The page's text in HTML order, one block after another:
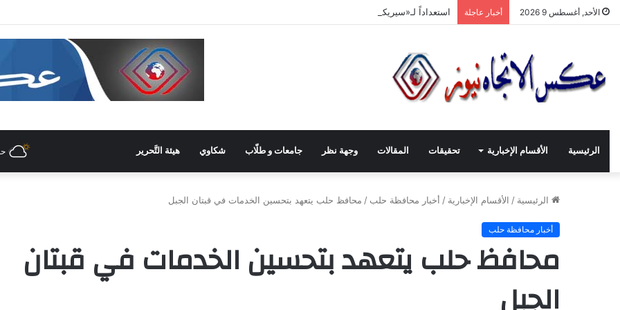
الأحد, أغسطس 9 2026 أخبار عاجلة استعداداً لـ«سيريكس جدّة 2026».. تنسيق حكومي وصناعي لتعزيز الشّراكات الاستثماريّة وترسيخ حضور المنتج السّوري في الأسواق الخليجيّة
الرئيسية الأقسام الإخبارية تحقيقات المقالات وجهة نظر جامعات و طلّاب شكاوي هيئة التَّحرير
الرئيسية / الأقسام الإخبارية / أخبار محافظة حلب / محافظ حلب يتعهد بتحسين الخدمات في قبتان الجبل
أخبار محافظة حلب
محافظ حلب يتعهد بتحسين الخدمات في قبتان